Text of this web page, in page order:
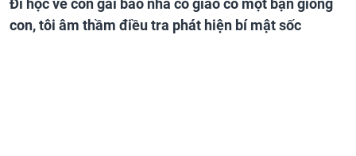
Đi học về con gái bảo nhà cô giáo có một bạn giống
con, tôi âm thầm điều tra phát hiện bí mật sốc